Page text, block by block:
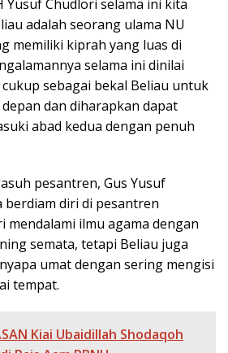
Yusuf Chudlori selama ini kita
adalah seorang ulama NU
memiliki kiprah yang luas di
selama ini dinilai
sebagai bekal Beliau untuk
dan diharapkan dapat
abad kedua dengan penuh
pesantren, Gus Yusuf
berdiam diri di pesantren
mendalami ilmu agama dengan
semata, tetapi Beliau juga
umat dengan sering mengisi
tempat.
Kiai Ubaidillah Shodaqoh